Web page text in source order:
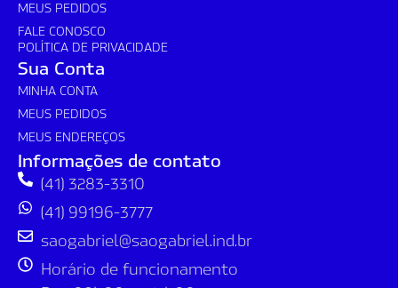
MEUS PEDIDOS
FALE CONOSCO
POLÍTICA DE PRIVACIDADE
Sua Conta
MINHA CONTA
MEUS PEDIDOS
MEUS ENDEREÇOS
Informações de contato
(41) 3283-3310
(41) 99196-3777
saogabriel@saogabriel.ind.br
Horário de funcionamento